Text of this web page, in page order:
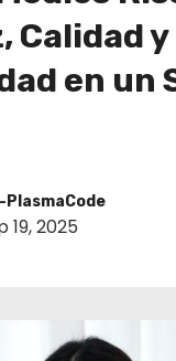
Calidad y
en un
PlasmaCode
19, 2025